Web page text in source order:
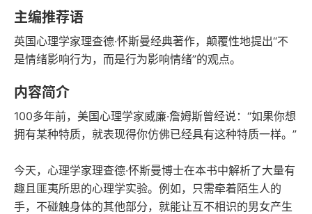
2023-09-01
发行日期
主编推荐语
英国心理学家理查德·怀斯曼经典著作，颠覆性地提出“不
是情绪影响行为，而是行为影响情绪”的观点。
内容简介
100多年前，美国心理学家威廉·詹姆斯曾经说：“如果你想
拥有某种特质，就表现得你仿佛已经具有这种特质一样。”
今天，心理学家理查德·怀斯曼博士在本书中解析了大量有
趣且匪夷所思的心理学实验。例如，只需牵着陌生人的
手，不碰触身体的其他部分，就能让互不相识的男女产生